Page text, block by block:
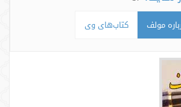
مولف کتاب‌های وی